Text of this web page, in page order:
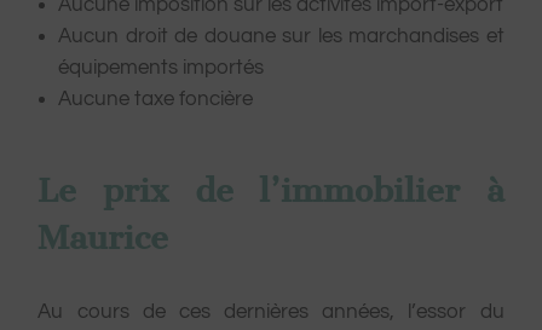
Aucune imposition sur les activités import-export
Aucun droit de douane sur les marchandises et
équipements importés
Aucune taxe foncière
Le prix de l’immobilier à
Maurice
Au cours de ces dernières années, l’essor du